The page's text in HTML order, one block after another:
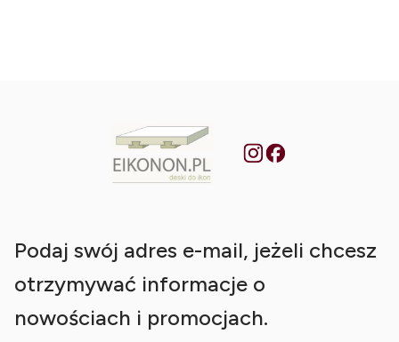
Podaj swój adres e-mail, jeżeli chcesz
otrzymywać informacje o
nowościach i promocjach.